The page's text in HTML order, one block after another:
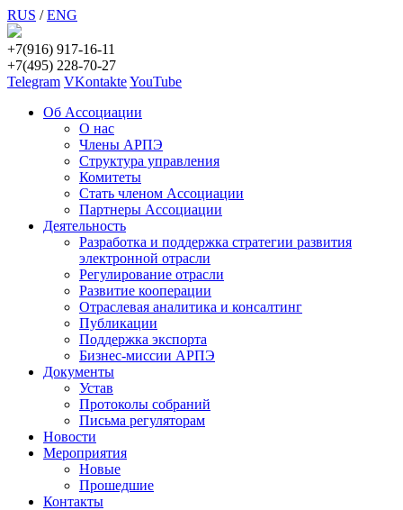
RUS /ENG
+7(916) 917-16-11
+7(495) 228-70-27
Telegram VKontakteYouTube
Об Ассоциации
О нас
Члены АРПЭ
Структура управления
Комитеты
Стать членом Ассоциации
Партнеры Ассоциации
Деятельность
Разработка и поддержка стратегии развития
электронной отрасли
Регулирование отрасли
Развитие кооперации
Отраслевая аналитика и консалтинг
Публикации
Поддержка экспорта
Бизнес-миссии АРПЭ
Документы
Устав
Протоколы собраний
Письма регуляторам
Новости
Мероприятия
Новые
Прошедшие
Контакты